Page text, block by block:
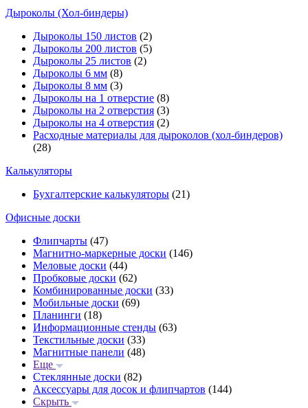
Дыроколы (Хол-биндеры)
Дыроколы 150 листов (2)
Дыроколы 200 листов (5)
Дыроколы 25 листов (2)
Дыроколы 6 мм (8)
Дыроколы 8 мм (3)
Дыроколы на 1 отверстие (8)
Дыроколы на 2 отверстия (3)
Дыроколы на 4 отверстия (2)
Расходные материалы для дыроколов (хол-биндеров)
(28)
Калькуляторы
Бухгалтерские калькуляторы (21)
Офисные доски
Флипчарты (47)
Магнитно-маркерные доски (146)
Меловые доски (44)
Пробковые доски (62)
Комбинированные доски (33)
Мобильные доски (69)
Планинги (18)
Информационные стенды (63)
Текстильные доски (33)
Магнитные панели (48)
Еще
Стеклянные доски (82)
Аксессуары для досок и флипчартов (144)
Скрыть